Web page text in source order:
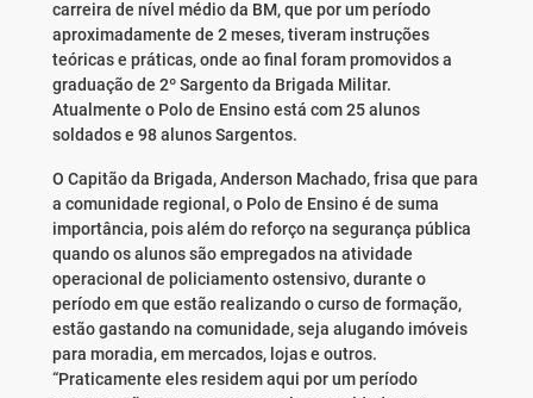
carreira de nível médio da BM, que por um período
aproximadamente de 2 meses, tiveram instruções
teóricas e práticas, onde ao final foram promovidos a
graduação de 2º Sargento da Brigada Militar.
Atualmente o Polo de Ensino está com 25 alunos
soldados e 98 alunos Sargentos.
O Capitão da Brigada, Anderson Machado, frisa que para
a comunidade regional, o Polo de Ensino é de suma
importância, pois além do reforço na segurança pública
quando os alunos são empregados na atividade
operacional de policiamento ostensivo, durante o
período em que estão realizando o curso de formação,
estão gastando na comunidade, seja alugando imóveis
para moradia, em mercados, lojas e outros.
“Praticamente eles residem aqui por um período